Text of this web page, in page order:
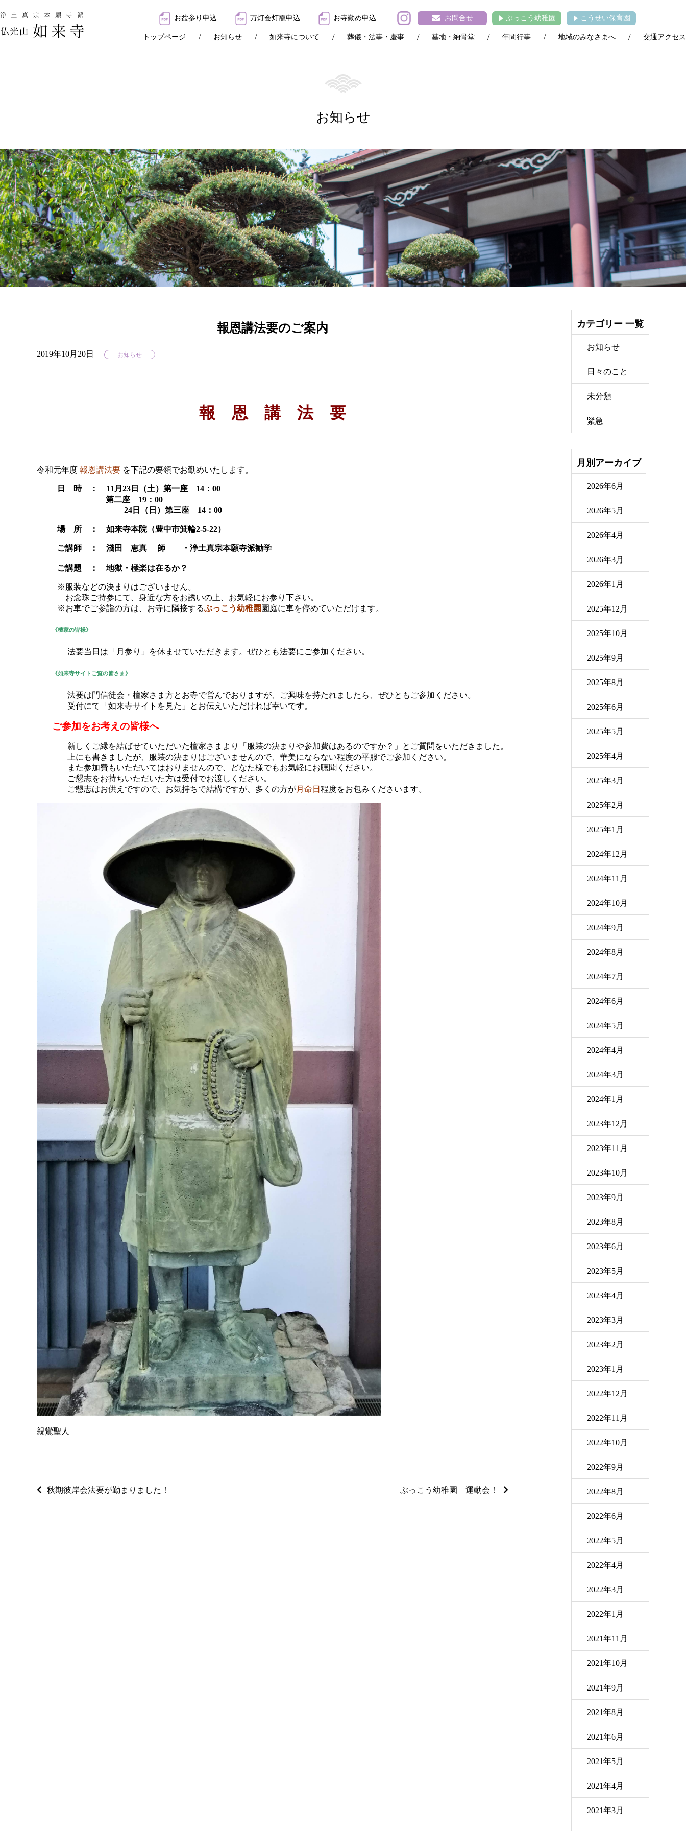
お盆参り申込 万灯会灯籠申込 お寺勤め申込 お問合せ ぶっこう幼稚園 こうせい保育園
トップページ お知らせ 如来寺について 葬儀・法事・慶事 墓地・納骨堂 年間行事 地域のみなさまへ 交通アクセス
お知らせ
報恩講法要のご案内
お知らせ
2019年10月20日
報 恩 講 法 要
令和元年度 報恩講法要 を下記の要領でお勤めいたします。
日 時 ： 11月23日（土）第一座 14：00
第二座 19：00
24日（日）第三座 14：00
場 所 ： 如来寺本院（豊中市箕輪2-5-22）
ご講師 ： 淺田 恵真 師 ・浄土真宗本願寺派勧学
ご講題 ： 地獄・極楽は在るか？
※服装などの決まりはございません。
お念珠ご持参にて、身近な方をお誘いの上、お気軽にお参り下さい。
※お車でご参詣の方は、お寺に隣接するぶっこう幼稚園 園庭に車を停めていただけます。
《檀家の皆様》
法要当日は「月参り」を休ませていただきます。ぜひとも法要にご参加ください。
《如来寺サイトご覧の皆さま》
法要は門信徒会・檀家さま方とお寺で営んでおりますが、ご興味を持たれましたら、ぜひともご参加ください。
受付にて「如来寺サイトを見た」とお伝えいただければ幸いです。
ご参加をお考えの皆様へ
新しくご縁を結ばせていただいた檀家さまより「服装の決まりや参加費はあるのですか？」とご質問をいただきました。
上にも書きましたが、服装の決まりはございませんので、華美にならない程度の平服でご参加ください。
また参加費もいただいてはおりませんので、どなた様でもお気軽にお聴聞ください。
ご懇志をお持ちいただいた方は受付でお渡しください。
ご懇志はお供えですので、お気持ちで結構ですが、多くの方が月命日 程度をお包みくださいます。
親鸞聖人
秋期彼岸会法要が勤まりました！ ぶっこう幼稚園 運動会！
カテゴリー 一覧
お知らせ
日々のこと
未分類
緊急
月別アーカイブ
2026年6月
2026年5月
2026年4月
2026年3月
2026年1月
2025年12月
2025年10月
2025年9月
2025年8月
2025年6月
2025年5月
2025年4月
2025年3月
2025年2月
2025年1月
2024年12月
2024年11月
2024年10月
2024年9月
2024年8月
2024年7月
2024年6月
2024年5月
2024年4月
2024年3月
2024年1月
2023年12月
2023年11月
2023年10月
2023年9月
2023年8月
2023年6月
2023年5月
2023年4月
2023年3月
2023年2月
2023年1月
2022年12月
2022年11月
2022年10月
2022年9月
2022年8月
2022年6月
2022年5月
2022年4月
2022年3月
2022年1月
2021年11月
2021年10月
2021年9月
2021年8月
2021年6月
2021年5月
2021年4月
2021年3月